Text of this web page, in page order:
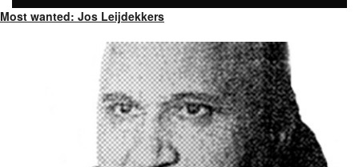
Most wanted: Jos Leijdekkers